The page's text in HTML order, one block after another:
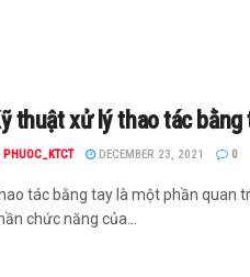
thuật xử lý thao tác
PHUOC_KTCT DECEMBER 23, 2021 0
tác bằng tay là một phần quan
chức năng của...